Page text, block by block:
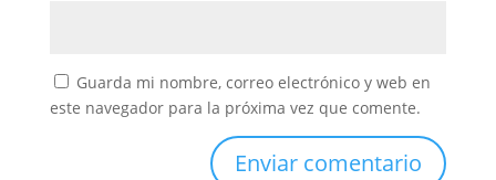
Guarda mi nombre, correo electrónico y web en
este navegador para la próxima vez que comente.